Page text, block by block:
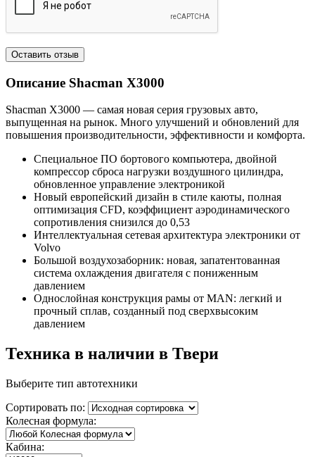
Описание Shacman X3000
Shacman X3000 — самая новая серия грузовых авто,
выпущенная на рынок. Много улучшений и обновлений для
повышения производительности, эффективности и комфорта.
Специальное ПО бортового компьютера, двойной
компрессор сброса нагрузки воздушного цилиндра,
обновленное управление электроникой
Новый европейский дизайн в стиле каюты, полная
оптимизация CFD, коэффициент аэродинамического
сопротивления снизился до 0,53
Интеллектуальная сетевая архитектура электроники от
Volvo
Большой воздухозаборник: новая, запатентованная
система охлаждения двигателя с пониженным
давлением
Однослойная конструкция рамы от MAN: легкий и
прочный сплав, созданный под сверхвысоким
давлением
Техника в наличии в Твери
Выберите тип автотехники
Сортировать по:
Колесная формула:
Кабина: